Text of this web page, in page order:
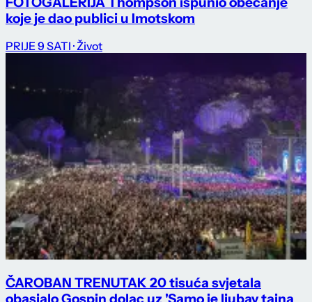
koje je dao publici u Imotskom
PRIJE 9 SATI · Život
ČAROBAN TRENUTAK 20 tisuća svjetala